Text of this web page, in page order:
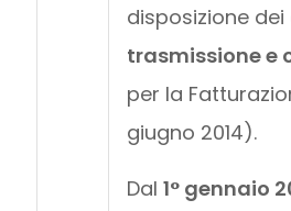
disposizione
trasmissione e
per la
giugno 2014).
Dal 1° gennaio